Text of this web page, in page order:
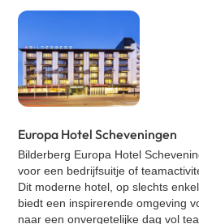
Europa Hotel Scheveningen
Bilderberg Europa Hotel
voor een bedrijfsuitje of
Dit moderne hotel, op slechts
biedt een inspirerende omgeving
naar een onvergetelijke dag vol